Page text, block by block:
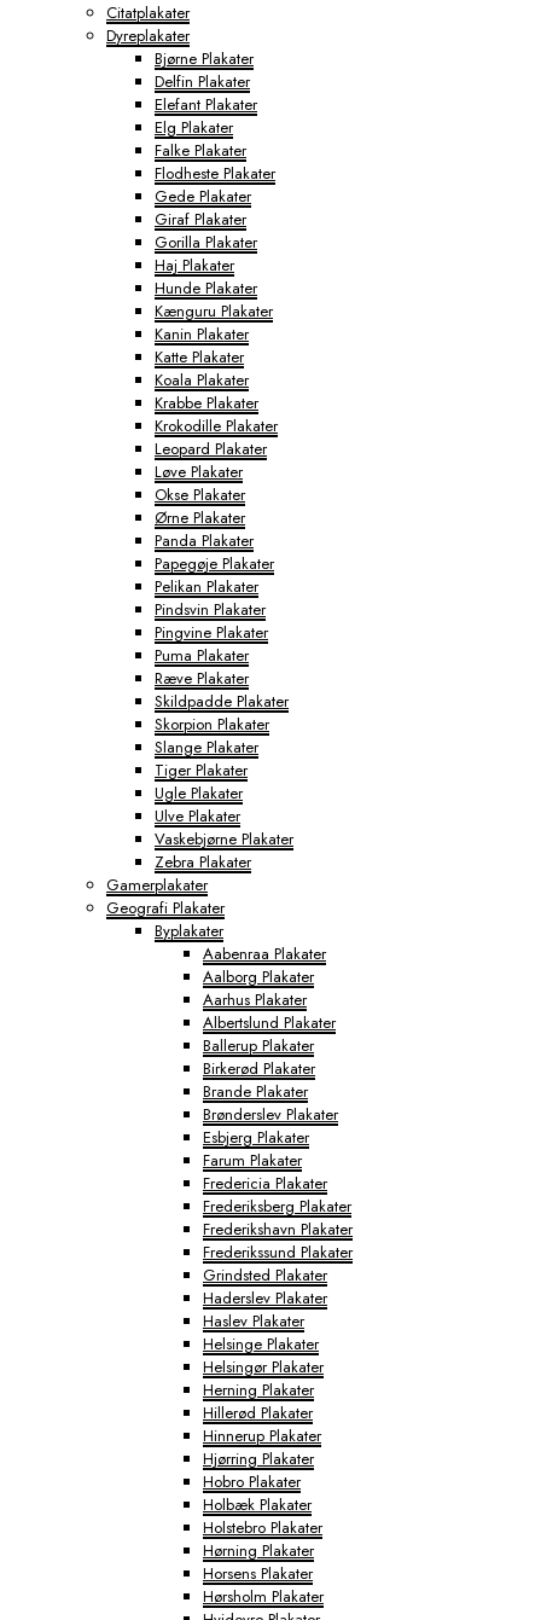
Citatplakater
Dyreplakater
Bjørne Plakater
Delfin Plakater
Elefant Plakater
Elg Plakater
Falke Plakater
Flodheste Plakater
Gede Plakater
Giraf Plakater
Gorilla Plakater
Haj Plakater
Hunde Plakater
Kænguru Plakater
Kanin Plakater
Katte Plakater
Koala Plakater
Krabbe Plakater
Krokodille Plakater
Leopard Plakater
Løve Plakater
Okse Plakater
Ørne Plakater
Panda Plakater
Papegøje Plakater
Pelikan Plakater
Pindsvin Plakater
Pingvine Plakater
Puma Plakater
Ræve Plakater
Skildpadde Plakater
Skorpion Plakater
Slange Plakater
Tiger Plakater
Ugle Plakater
Ulve Plakater
Vaskebjørne Plakater
Zebra Plakater
Gamerplakater
Geografi Plakater
Byplakater
Aabenraa Plakater
Aalborg Plakater
Aarhus Plakater
Albertslund Plakater
Ballerup Plakater
Birkerød Plakater
Brande Plakater
Brønderslev Plakater
Esbjerg Plakater
Farum Plakater
Fredericia Plakater
Frederiksberg Plakater
Frederikshavn Plakater
Frederikssund Plakater
Grindsted Plakater
Haderslev Plakater
Haslev Plakater
Helsinge Plakater
Helsingør Plakater
Herning Plakater
Hillerød Plakater
Hinnerup Plakater
Hjørring Plakater
Hobro Plakater
Holbæk Plakater
Holstebro Plakater
Hørning Plakater
Horsens Plakater
Hørsholm Plakater